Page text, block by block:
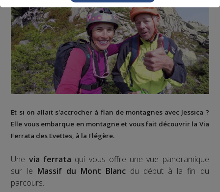
Et si on allait s'accrocher à flan de montagnes avec Jessica ?
Elle vous embarque en montagne et vous fait découvrir la Via
Ferrata des Evettes, à la Flégère.
Une via ferrata qui vous offre une vue panoramique
sur le Massif du Mont Blancdu début à la fin du
parcours.